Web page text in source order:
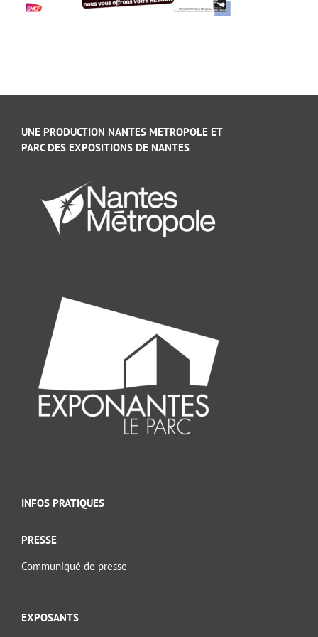
UNE PRODUCTION NANTES METROPOLE ET
PARC DES EXPOSITIONS DE NANTES
INFOS PRATIQUES
PRESSE
Communiqué de presse
EXPOSANTS